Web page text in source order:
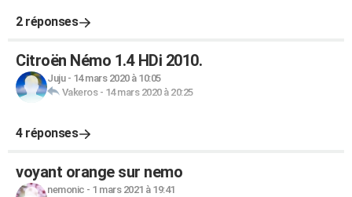
2 réponses
Citroën Némo 1.4 HDi 2010.
Juju- 14 mars 2020 à 10:05
Vakeros- 14 mars 2020 à 20:25
4 réponses
voyant orange sur nemo
nemonic - 1 mars 2021 à 19:41